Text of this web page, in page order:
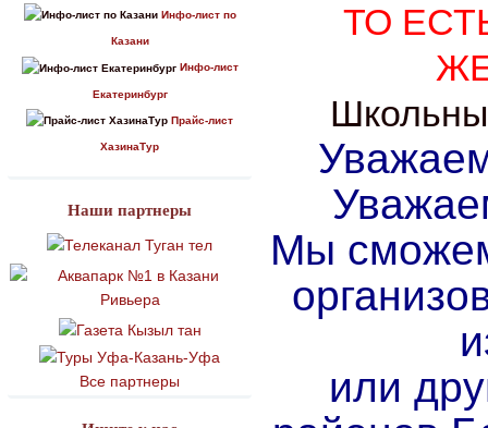
Инфо-лист по
Казани
Инфо-лист
Екатеринбург
Прайс-лист
ХазинаТур
Наши партнеры
Все партнеры
ТО
Мы
или